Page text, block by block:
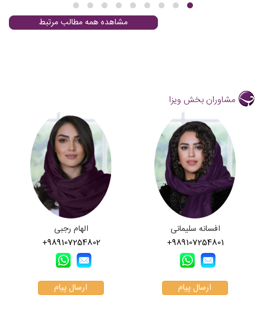
مشاهده همه مطالب مرتبط
مشاوران بخش ویزا
افسانه سلیمانی
+989107254801
ارسال پیام
الهام رجبی
+989107254802
ارسال پیام